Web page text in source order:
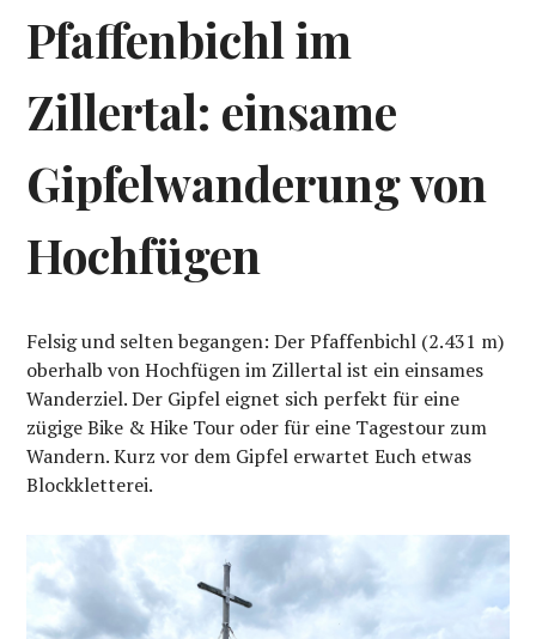
Pfaffenbichl im
Zillertal: einsame
Gipfelwanderung von
Hochfügen
Felsig und selten begangen: Der Pfaffenbichl (2.431 m)
oberhalb von Hochfügen im Zillertal ist ein einsames
Wanderziel. Der Gipfel eignet sich perfekt für eine
zügige Bike & Hike Tour oder für eine Tagestour zum
Wandern. Kurz vor dem Gipfel erwartet Euch etwas
Blockkletterei.